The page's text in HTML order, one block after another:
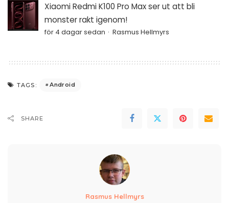
Xiaomi Redmi K100 Pro Max ser ut att bli
monster rakt igenom!
för 4 dagar sedan Rasmus Hellmyrs
TAGS: Android
SHARE
Rasmus Hellmyrs